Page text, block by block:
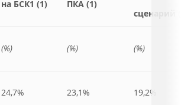
на БСК1 (1) ПКА (1)
сценарий
(%) (%) (%)
24,7% 23,1% 19,2%